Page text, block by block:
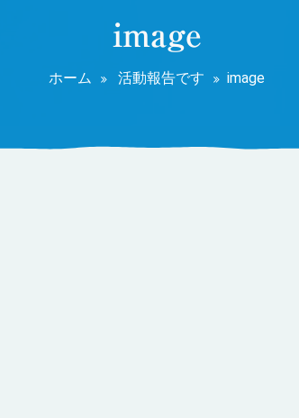
image
ホーム 活動報告です image